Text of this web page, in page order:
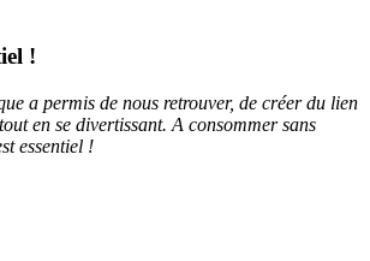
!
a permis de nous retrouver, de créer du lien
en se divertissant. A consommer sans
essentiel !